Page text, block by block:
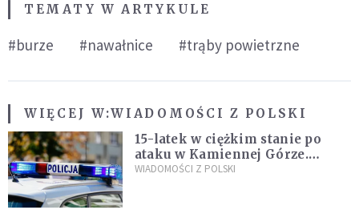
TEMATY W ARTYKULE
#burze #nawałnice #trąby powietrzne
WIĘCEJ W:WIADOMOŚCI Z POLSKI
15-latek w ciężkim stanie po
ataku w Kamiennej Górze.
Policja zatrzymała dwóch
WIADOMOŚCI Z POLSKI